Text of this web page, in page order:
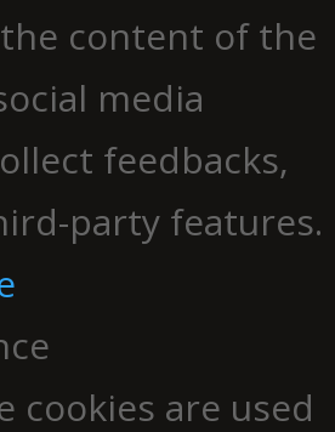
content of the
media
feedbacks,
party features.
cookies are used